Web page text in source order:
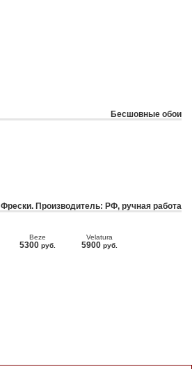
Бесшовные обои
Фрески. Производитель: РФ, ручная работа
Beze
5300 руб.
Velatura
5900 руб.